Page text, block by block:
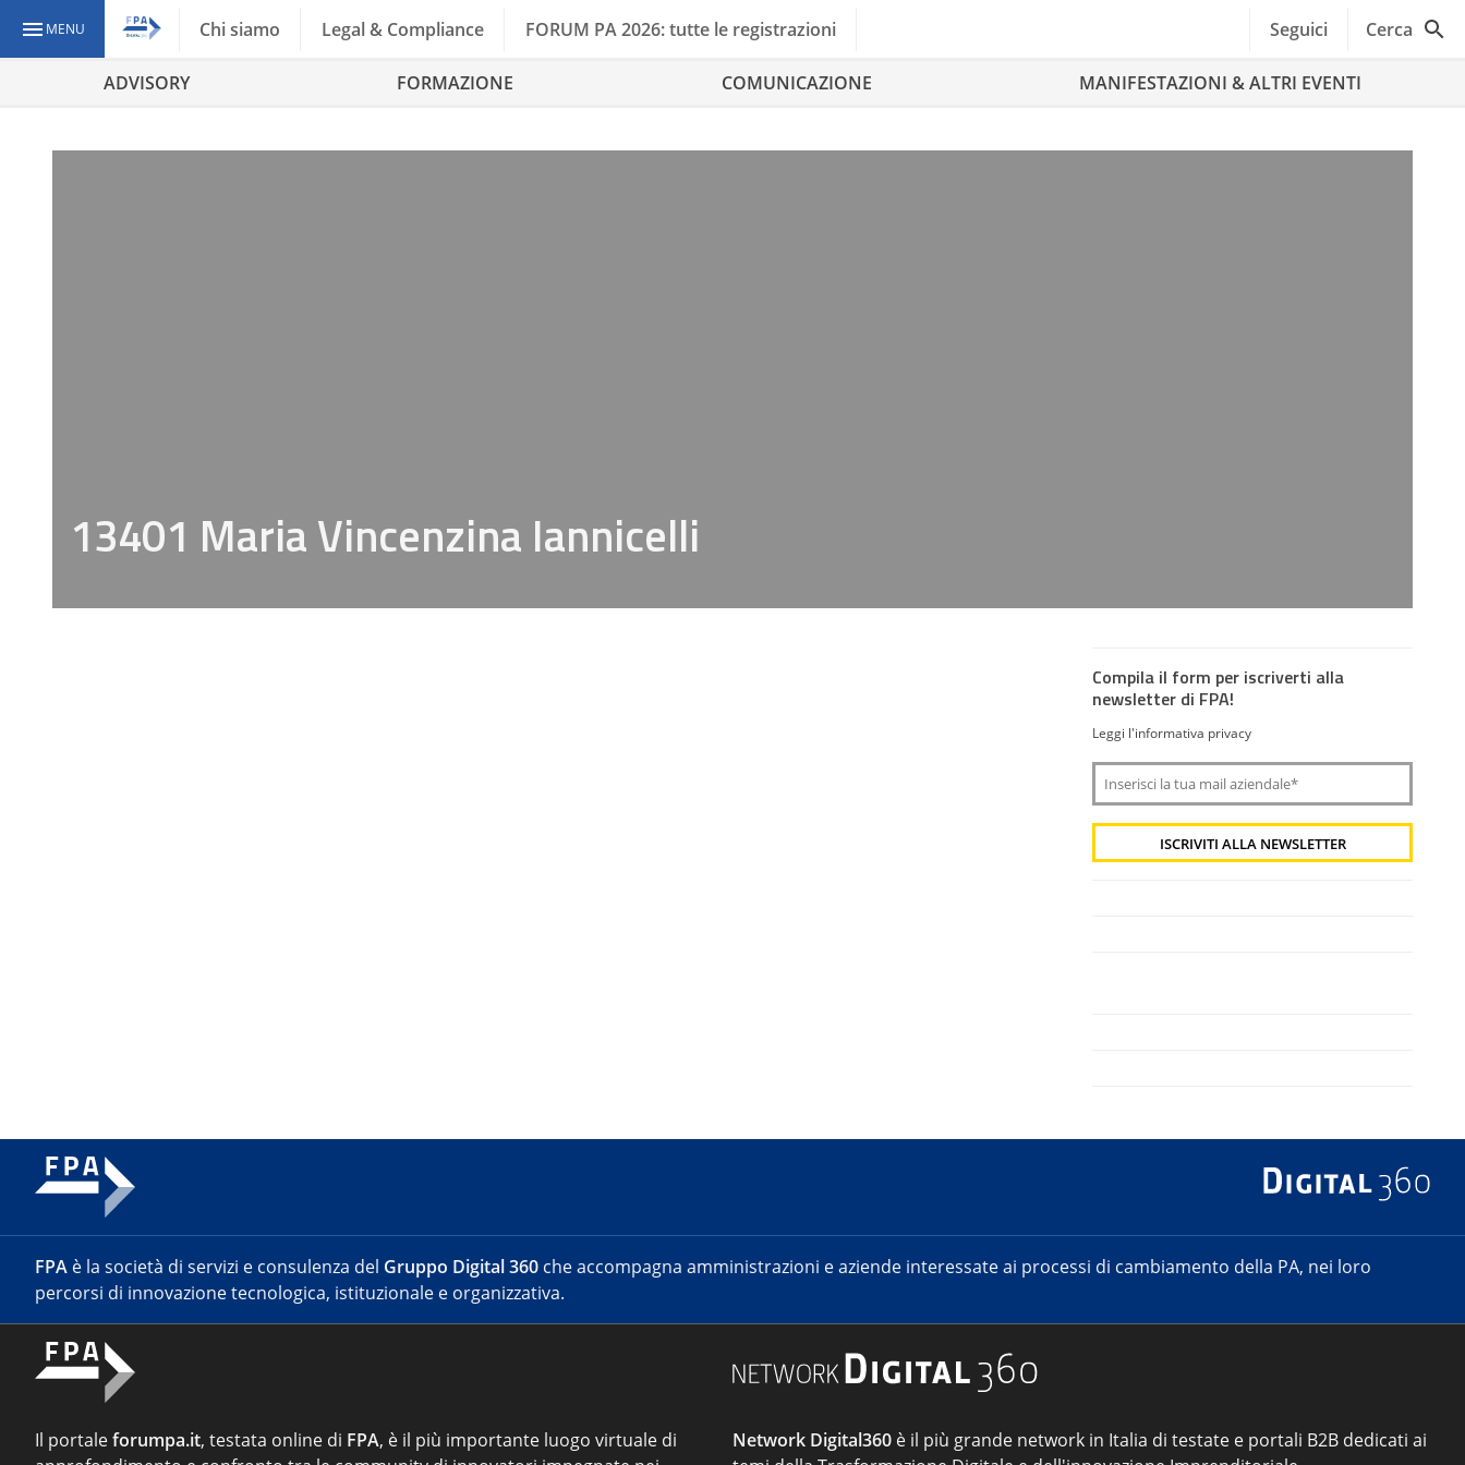
MENU Chi siamo Legal & Compliance FORUM PA 2026: tutte le registrazioni Seguici Cerca
ADVISORY FORMAZIONE COMUNICAZIONE MANIFESTAZIONI & ALTRI EVENTI
13401 Maria Vincenzina Iannicelli
Compila il form per iscriverti alla
newsletter di FPA!
Leggi l'informativa privacy
FPA è la società di servizi e consulenza del Gruppo Digital 360 che accompagna amministrazioni e aziende interessate ai processi di cambiamento della PA, nei loro
percorsi di innovazione tecnologica, istituzionale e organizzativa.
Il portaleforumpa.it, testata online di FPA, è il più importante luogo virtuale di
Network Digital360 è il più grande network in Italia di testate e portali B2B dedicati ai